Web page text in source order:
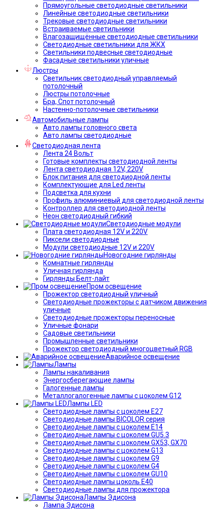
Прямоугольные светодиодные светильники
Линейные светодиодные светильники
Трековые светодиодные светильники
Встраиваемые светильники
Влагозащищённые светодиодные светильники
Светодиодные светильники для ЖКХ
Светильники подвесные светодиодные
Фасадные светильники уличные
Люстры
Светильник светодиодный управляемый
потолочный
Люстры потолочные
Бра, Спот потолочный
Настенно-потолочные светильники
Автомобильные лампы
Авто лампы головного света
Авто лампы светодиодные
Светодиодная лента
Лента 24 Вольт
Готовые комплекты светодиодной ленты
Лента светодиодная 12V, 220V
Блок питания для светодиодной ленты
Комплектующие для Led ленты
Подсветка для кухни
Профиль алюминиевый для светодиодной ленты
Контроллер для светодиодной ленты
Неон светодиодный гибкий
Светодиодные модули
Плата светодиодная 12V и 220V
Пиксели светодиодные
Модули светодиодные 12V и 220V
Новогодние гирлянды
Комнатные гирлянды
Уличная гирлянда
Гирлянды Белт-лайт
Пром освещение
Прожектор светодиодный уличный
Светодиодные прожекторы с датчиком движения
уличные
Светодиодные прожекторы переносные
Уличные фонари
Садовые светильники
Промышленные светильники
Прожектор светодиодный многоцветный RGB
Аварийное освещение
Лампы
Лампы накаливания
Энергосберегающие лампы
Галогенные лампы
Металлогалогенные лампы с цоколем G12
Лампы LED
Светодиодные лампы с цоколем E27
Светодиодные лампы BICOLOR серия
Светодиодные лампы с цоколем E14
Светодиодные лампы с цоколем GU5.3
Светодиодные лампы с цоколем GX53, GX70
Светодиодные лампы с цоколем G13
Светодиодные лампы с цоколем G9
Светодиодные лампы с цоколем G4
Светодиодные лампы с цоколем GU10
Светодиодные лампы цоколь Е40
Светодиодные лампы для прожектора
Лампы Эдисона
Лампа Эдисона